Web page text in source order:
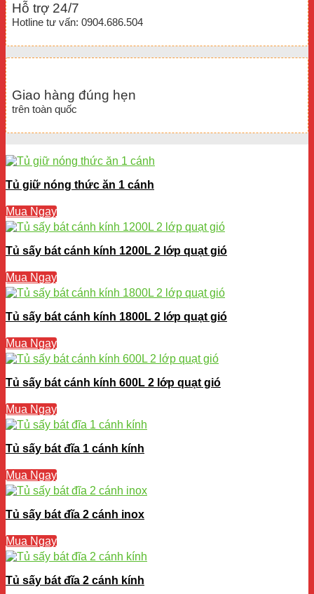
Hỗ trợ 24/7
Hotline tư vấn: 0904.686.504
Giao hàng đúng hẹn
trên toàn quốc
Tủ giữ nóng thức ăn 1 cánh
Mua Ngay
Tủ sấy bát cánh kính 1200L 2 lớp quạt gió
Mua Ngay
Tủ sấy bát cánh kính 1800L 2 lớp quạt gió
Mua Ngay
Tủ sấy bát cánh kính 600L 2 lớp quạt gió
Mua Ngay
Tủ sấy bát đĩa 1 cánh kính
Mua Ngay
Tủ sấy bát đĩa 2 cánh inox
Mua Ngay
Tủ sấy bát đĩa 2 cánh kính